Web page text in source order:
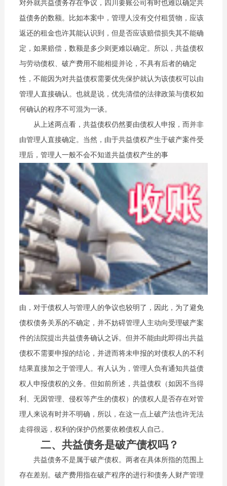
对外就共益债务存在争议，四川要账公司有时也难以确定共
益债务的数额。比如本案中，管理人没有交付租赁物，应该
返还的租金也许其能认识到，但是否应该赔偿损失其不能确
定，如果赔偿，数额是多少则更难以确定。所以，共益债权
与劳动债权、破产费用不能相提并论，不具有后者的确定
性，不能因为对共益债权需要优先保护就认为该债权可以由
管理人直接确认。也就是说，优先清偿的法律政策与债权如
何确认的程序不可混为一谈。
从上述两点看，共益债权仍然要由债权人申报，而并非
由管理人直接确定。当然，由于共益债权产生于破产案件受
理后，管理人一般不会不知道共益债权产生的事
由，对于债权人与管理人的争议也较明了，因此，为了避免
债权债务关系的不确定，并不妨碍管理人主动向受理破产案
件的法院提出共益债务确认之诉。但并不能由此即得出共益
债权不需要申报的结论，并进而将未申报的对债权人的不利
结果直接加之于管理人。有人认为，管理人负有通知共益债
权人申报债权的义务。但如前所述，共益债权（如因不当得
利、无因管理、侵权等产生的债权）的债权人是否存在对管
理人来说有时并不明确，所以，在这一点上破产法也许无法
走得很远，权利的保护仍然要依赖债权人自己。
二、共益债务是破产债权吗？
共益债务不是属于破产债权。两者在具体所指的范围上
存在差别。破产费用指在破产程序的进行和债务人财产管理